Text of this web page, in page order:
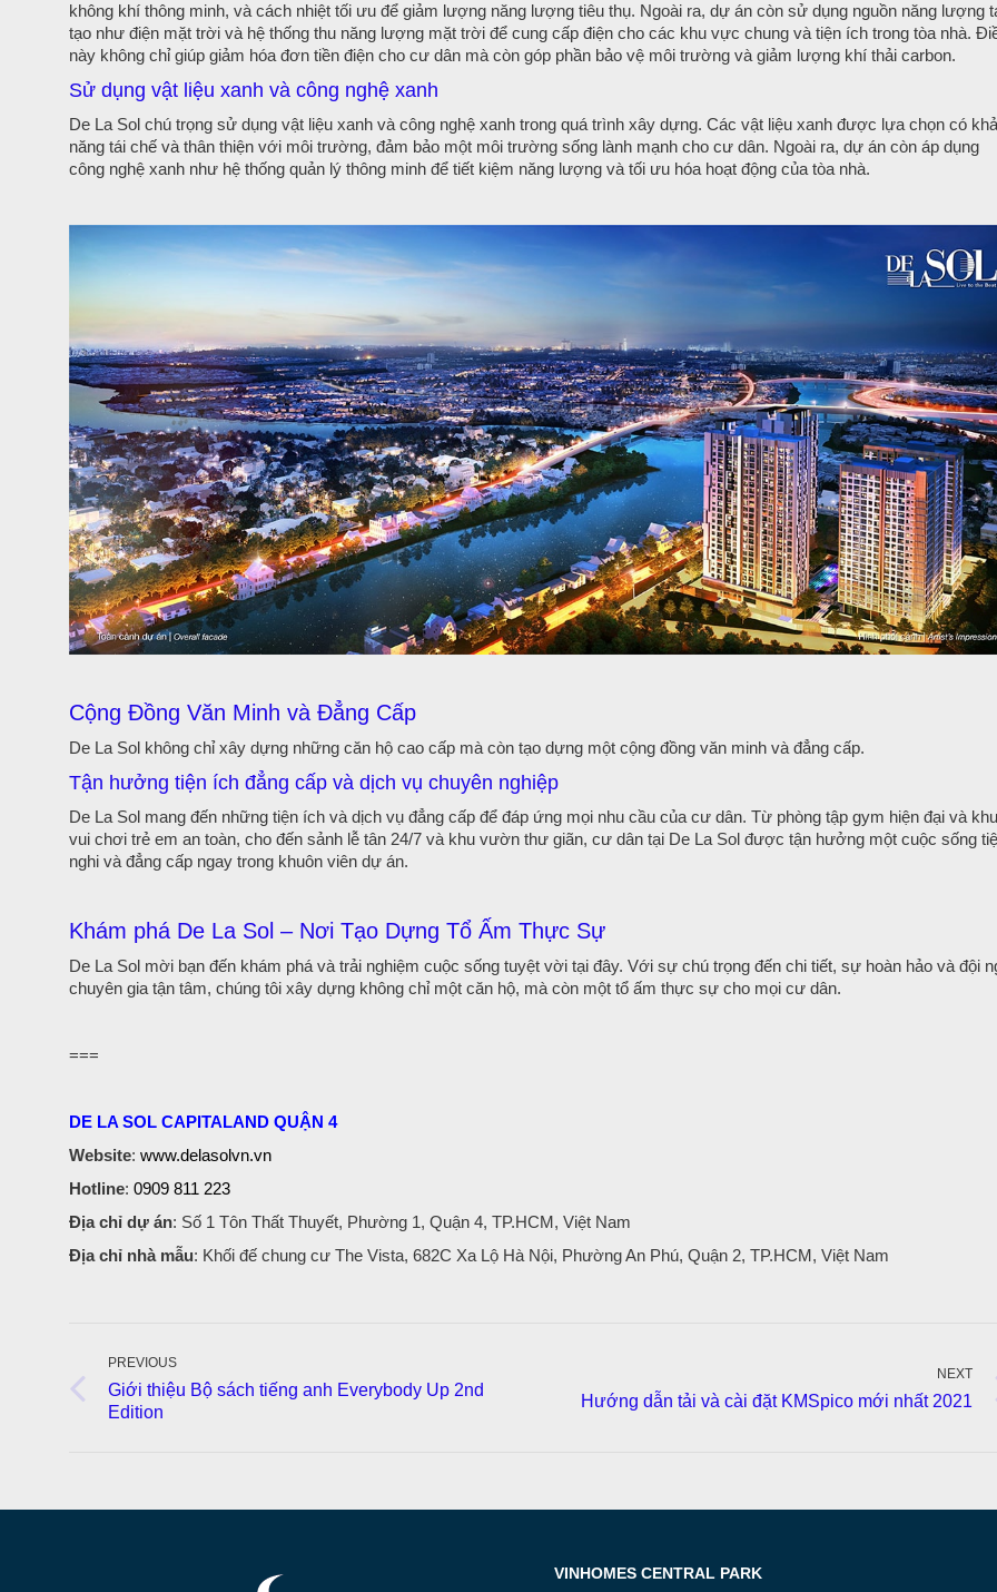
không khí thông minh, và cách nhiệt tối ưu để giảm lượng năng lượng tiêu thụ. Ngoài ra, dự án còn sử dụng nguồn năng lượng
tạo như điện mặt trời và hệ thống thu năng lượng mặt trời để cung cấp điện cho các khu vực chung và tiện ích trong tòa nhà.
này không chỉ giúp giảm hóa đơn tiền điện cho cư dân mà còn góp phần bảo vệ môi trường và giảm lượng khí thải carbon.
Sử dụng vật liệu xanh và công nghệ xanh
De La Sol chú trọng sử dụng vật liệu xanh và công nghệ xanh trong quá trình xây dựng. Các vật liệu xanh được lựa chọn có khả
năng tái chế và thân thiện với môi trường, đảm bảo một môi trường sống lành mạnh cho cư dân. Ngoài ra, dự án còn áp dụng
công nghệ xanh như hệ thống quản lý thông minh để tiết kiệm năng lượng và tối ưu hóa hoạt động của tòa nhà.
Cộng Đồng Văn Minh và Đẳng Cấp
De La Sol không chỉ xây dựng những căn hộ cao cấp mà còn tạo dựng một cộng đồng văn minh và đẳng cấp.
Tận hưởng tiện ích đẳng cấp và dịch vụ chuyên nghiệp
De La Sol mang đến những tiện ích và dịch vụ đẳng cấp để đáp ứng mọi nhu cầu của cư dân. Từ phòng tập gym hiện đại và khu
vui chơi trẻ em an toàn, cho đến sảnh lễ tân 24/7 và khu vườn thư giãn, cư dân tại De La Sol được tận hưởng một cuộc sống
nghi và đẳng cấp ngay trong khuôn viên dự án.
Khám phá De La Sol – Nơi Tạo Dựng Tổ Ấm Thực Sự
De La Sol mời bạn đến khám phá và trải nghiệm cuộc sống tuyệt vời tại đây. Với sự chú trọng đến chi tiết, sự hoàn hảo và đội
chuyên gia tận tâm, chúng tôi xây dựng không chỉ một căn hộ, mà còn một tổ ấm thực sự cho mọi cư dân.
===
DE LA SOL CAPITALAND QUẬN 4
Website: www.delasolvn.vn
Hotline: 0909 811 223
Địa chỉ dự án: Số 1 Tôn Thất Thuyết, Phường 1, Quận 4, TP.HCM, Việt Nam
Địa chỉ nhà mẫu: Khối đế chung cư The Vista, 682C Xa Lộ Hà Nội, Phường An Phú, Quận 2, TP.HCM, Việt Nam
navigation
PREVIOUS
Previous
post:
Giới thiệu Bộ sách tiếng anh Everybody Up 2nd
Edition
NEXT
Next
Hướng dẫn tải và cài đặt KMSpico mới nhất 2021
VINHOMES CENTRAL PARK